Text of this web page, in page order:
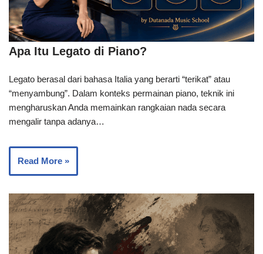
Apa Itu Legato di Piano?
Legato berasal dari bahasa Italia yang berarti “terikat” atau
“menyambung”. Dalam konteks permainan piano, teknik ini
mengharuskan Anda memainkan rangkaian nada secara
mengalir tanpa adanya…
Read More »